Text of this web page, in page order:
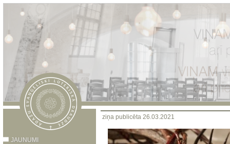
JAUNUMI
ziņa publicēta 26.03.2021